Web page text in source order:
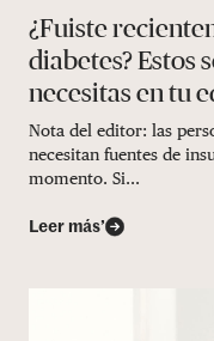
¿Fuiste
diabetes? Estos
necesitas en tu
Nota del editor: las
necesitan fuentes de
momento. Si...
Leer más’